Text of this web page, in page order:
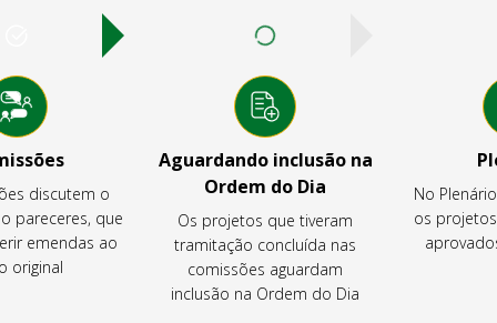
discutem o
pareceres, que
emendas ao
original
Aguardando inclusão na
Ordem do Dia
Os projetos que tiveram
tramitação concluída nas
comissões aguardam
inclusão na Ordem do Dia
No
os